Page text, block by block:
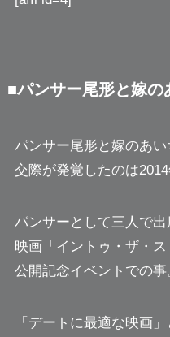
■パンサー尾形と嫁の
パンサー尾形と嫁のあ
交際が発覚したのは
パンサーとして三人で出
映画「イントゥ・ザ・
公開記念イベントでの事
「デートに最適な映画